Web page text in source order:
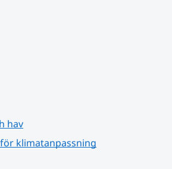
hav
klimatanpassning